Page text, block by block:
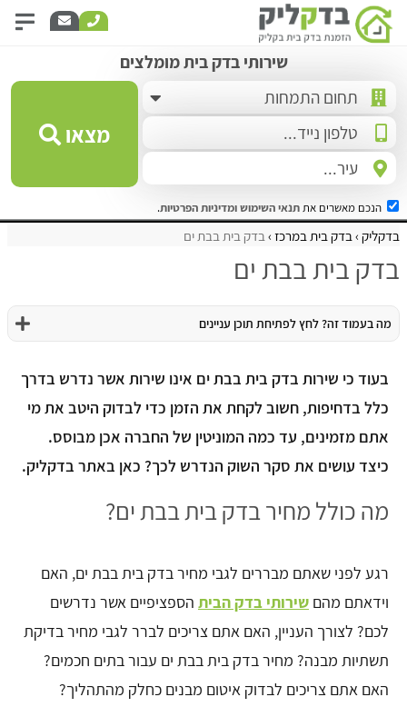
שירותי בדק בית מומלצים
מצאו
הנכם מאשרים אתתנאי השימושומדיניות הפרטיות.
בדקליק בדק בית במרכז בדק בית בבת ים
בדק בית בבת ים
מה בעמוד זה? לחץ לפתיחת תוכן עניינים
בעוד כי שירות בדק בית בבת ים אינו שירות אשר נדרש בדרך
כלל בדחיפות, חשוב לקחת את הזמן כדי לבדוק היטב את מי
אתם מזמינים, עד כמה המוניטין של החברה אכן מבוסס.
כיצד עושים את סקר השוק הנדרש לכך? כאן באתר בדקליק.
מה כולל מחיר בדק בית בבת ים?
רגע לפני שאתם מבררים לגבי מחיר בדק בית בבת ים, האם
וידאתם מהם שירותי בדק הבית הספציפיים אשר נדרשים
לכם? לצורך העניין, האם אתם צריכים לברר לגבי מחיר בדיקת
תשתיות מבנה? מחיר בדק בית בבת ים עבור בתים חכמים?
האם אתם צריכים לבדוק איטום מבנים כחלק מהתהליך?